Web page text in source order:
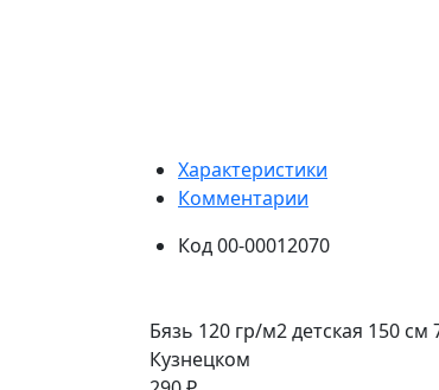
Характеристики
Комментарии
Код00-00012070
Бязь 120 гр/м2 детская 150
Кузнецком